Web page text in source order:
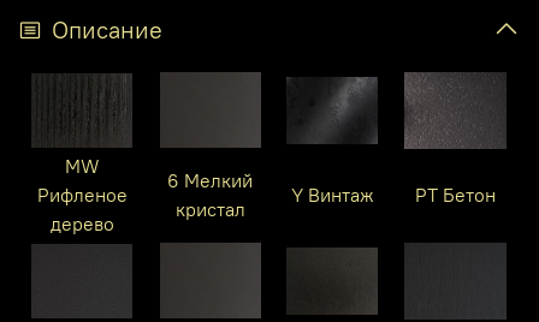
Описание
MW
Рифленое
дерево
6 Мелкий
кристал
Y Винтаж PT Бетон